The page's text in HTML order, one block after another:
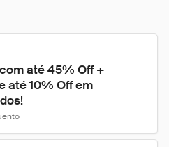
até 45% Off +
até 10% Off em